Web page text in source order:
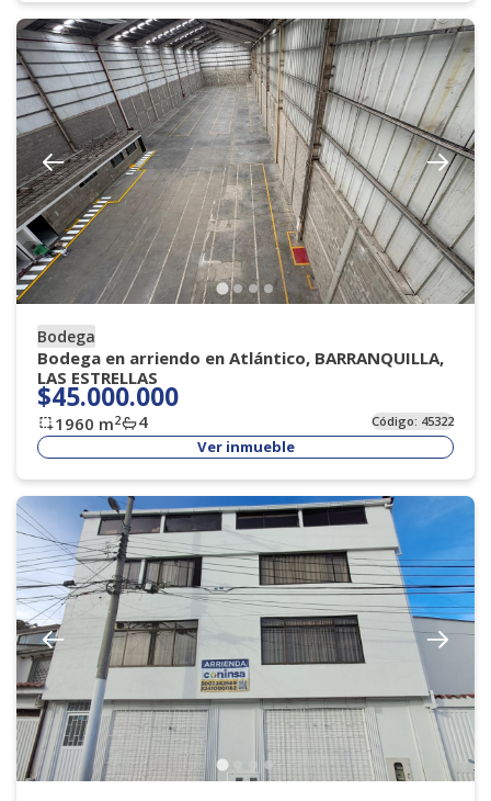
Bodega
Bodega en arriendo en Atlántico, BARRANQUILLA,
LAS ESTRELLAS
$45.000.000
1960 m2 4 Código: 45322
Ver inmueble